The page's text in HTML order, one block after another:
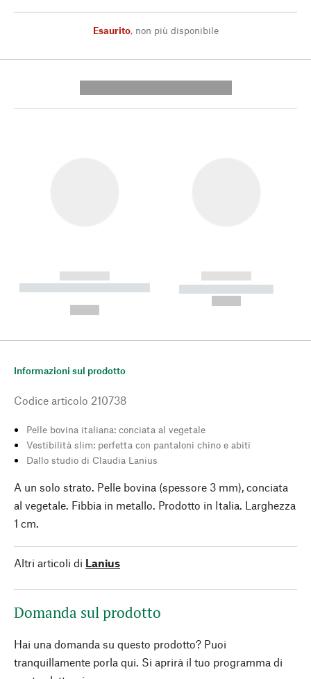
Esaurito, non più disponibile
------------
----------- ----------- --------
------------
----------- -----------
Informazioni sul prodotto
Codice articolo 210738
Pelle bovina italiana: conciata al vegetale
Vestibilità slim: perfetta con pantaloni chino e abiti
Dallo studio di Claudia Lanius
A un solo strato. Pelle bovina (spessore 3 mm), conciata
al vegetale. Fibbia in metallo. Prodotto in Italia. Larghezza
1 cm.
Altri articoli di Lanius
Domanda sul prodotto
Hai una domanda su questo prodotto? Puoi
tranquillamente porla qui. Si aprirà il tuo programma di